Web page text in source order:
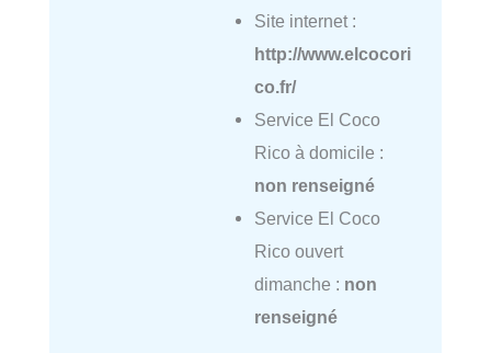
Site internet :
http://www.elcocori
co.fr/
Service El Coco
Rico à domicile :
non renseigné
Service El Coco
Rico ouvert
dimanche : non
renseigné